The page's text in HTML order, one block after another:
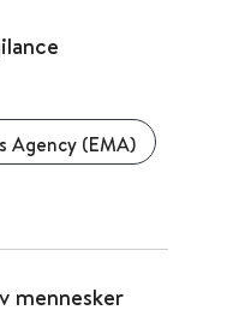
Agency (EMA)
mennesker